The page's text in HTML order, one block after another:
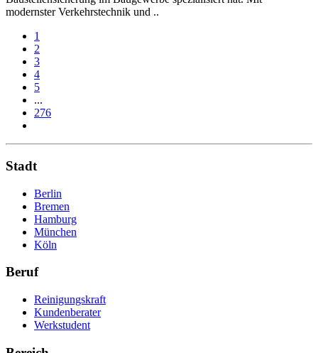
modernster Verkehrstechnik und ..
1
2
3
4
5
...
276
Stadt
Berlin
Bremen
Hamburg
München
Köln
Beruf
Reinigungskraft
Kundenberater
Werkstudent